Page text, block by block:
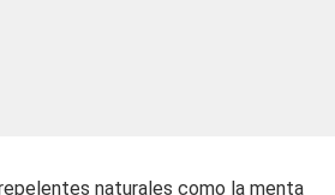
naturales como la menta